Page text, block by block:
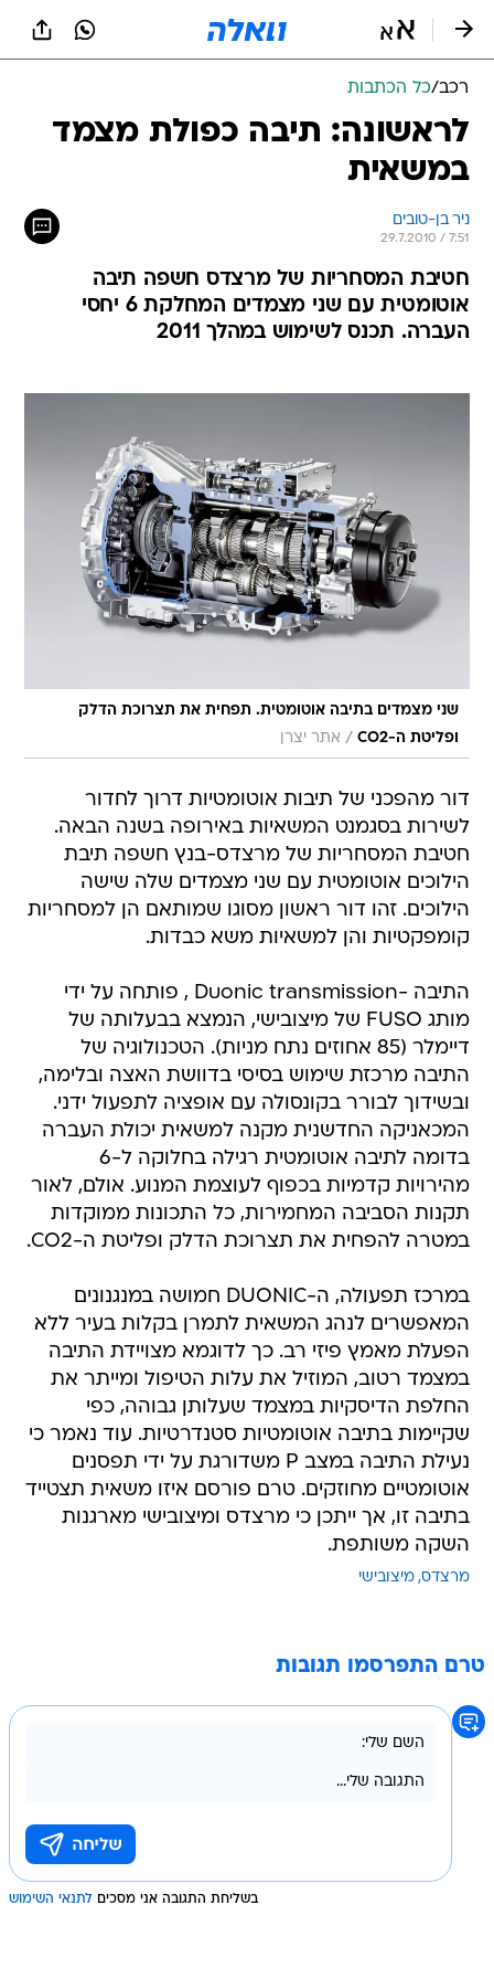
רכב/כל הכתבות
לראשונה: תיבה כפולת מצמד
במשאית
ניר בן-טובים
29.7.2010 / 7:51
חטיבת המסחריות של מרצדס חשפה תיבה
אוטומטית עם שני מצמדים המחלקת 6 יחסי
העברה. תכנס לשימוש במהלך 2011
שני מצמדים בתיבה אוטומטית. תפחית את תצרוכת הדלק
ופליטת ה-CO2
/ אתר יצרן
דור מהפכני של תיבות אוטומטיות דרוך לחדור
לשירות בסגמנט המשאיות באירופה בשנה הבאה.
חטיבת המסחריות של מרצדס-בנץ חשפה תיבת
הילוכים אוטומטית עם שני מצמדים שלה שישה
הילוכים. זהו דור ראשון מסוגו שמותאם הן למסחריות
קומפקטיות והן למשאיות משא כבדות.
התיבה -Duonic transmission , פותחה על ידי
מותג FUSO של מיצובישי, הנמצא בבעלותה של
דיימלר (85 אחוזים נתח מניות). הטכנולוגיה של
התיבה מרכזת שימוש בסיסי בדוושת האצה ובלימה,
ובשידוך לבורר בקונסולה עם אופציה לתפעול ידני.
המכאניקה החדשנית מקנה למשאית יכולת העברה
בדומה לתיבה אוטומטית רגילה בחלוקה ל-6
מהירויות קדמיות בכפוף לעוצמת המנוע. אולם, לאור
תקנות הסביבה המחמירות, כל התכונות ממוקדות
במטרה להפחית את תצרוכת הדלק ופליטת ה-CO2.
במרכז תפעולה, ה-DUONIC חמושה במנגנונים
המאפשרים לנהג המשאית לתמרן בקלות בעיר ללא
הפעלת מאמץ פיזי רב. כך לדוגמא מצויידת התיבה
במצמד רטוב, המוזיל את עלות הטיפול ומייתר את
החלפת הדיסקיות במצמד שעלותן גבוהה, כפי
שקיימות בתיבה אוטומטיות סטנדרטיות. עוד נאמר כי
נעילת התיבה במצב P משדורגת על ידי תפסנים
אוטומטיים מחוזקים. טרם פורסם איזו משאית תצטייד
בתיבה זו, אך ייתכן כי מרצדס ומיצובישי מארגנות
השקה משותפת.
מרצדס מיצובישי
טרם התפרסמו תגובות
בשליחת התגובה אני מסכים לתנאי השימוש